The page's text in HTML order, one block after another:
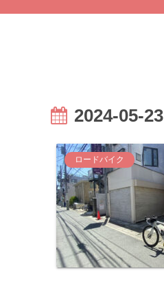
2024-05-23
ロードバイク